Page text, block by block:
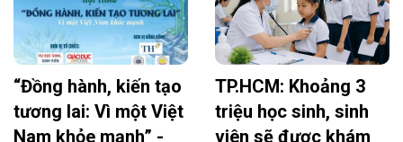
“Đồng hành, kiến tạo
tương lai: Vì một Việt
Nam khỏe mạnh” -
TP.HCM: Khoảng 3
triệu học sinh, sinh
viên sẽ được khám